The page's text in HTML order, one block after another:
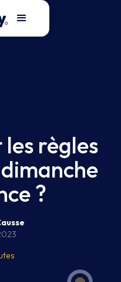
règles
?